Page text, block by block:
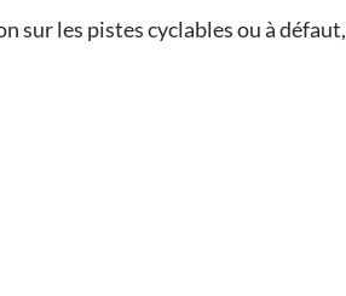
sur les pistes cyclables ou à défaut,